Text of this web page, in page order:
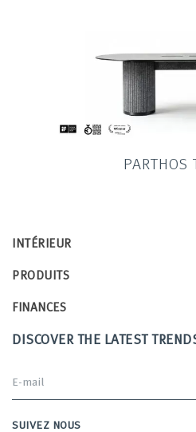
INTÉRIEUR
PRODUITS
FINANCES
DISCOVER THE LATEST
SUIVEZ NOUS